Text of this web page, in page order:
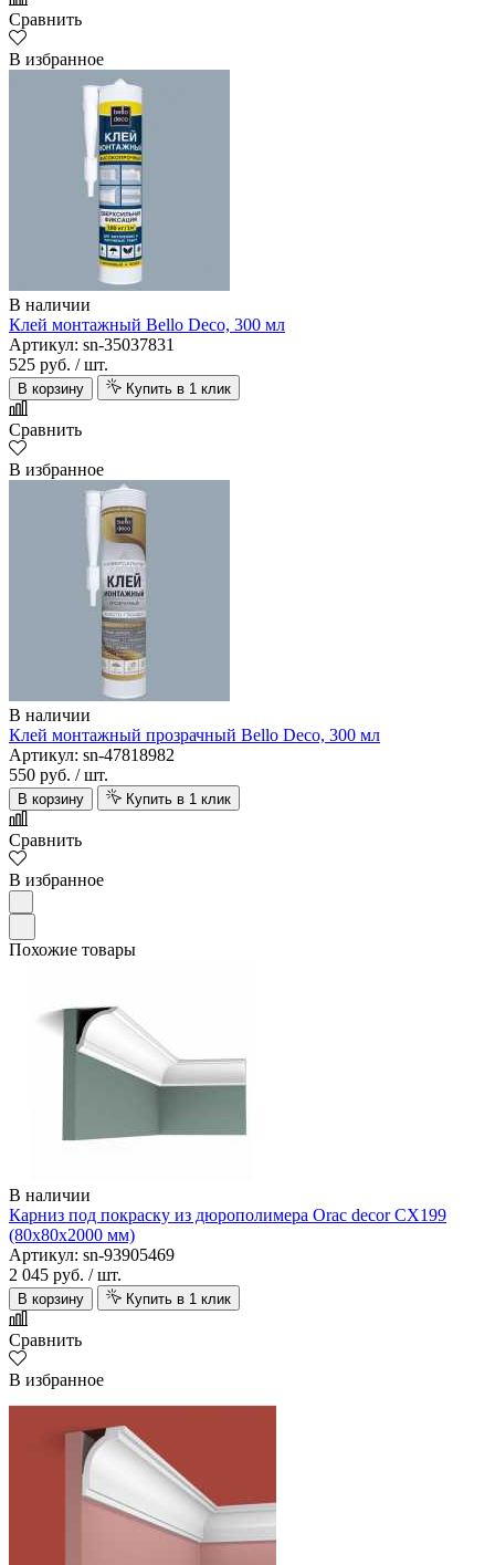
Сравнить
В избранное
В наличии
Клей монтажный Bello Deco, 300 мл
Артикул: sn-35037831
525 руб. / шт.
В корзину Купить в 1 клик
Сравнить
В избранное
В наличии
Клей монтажный прозрачный Bello Deco, 300 мл
Артикул: sn-47818982
550 руб. / шт.
В корзину Купить в 1 клик
Сравнить
В избранное
Похожие товары
В наличии
Карниз под покраску из дюрополимера Orac decor CX199
(80х80х2000 мм)
Артикул: sn-93905469
2 045 руб. / шт.
В корзину Купить в 1 клик
Сравнить
В избранное